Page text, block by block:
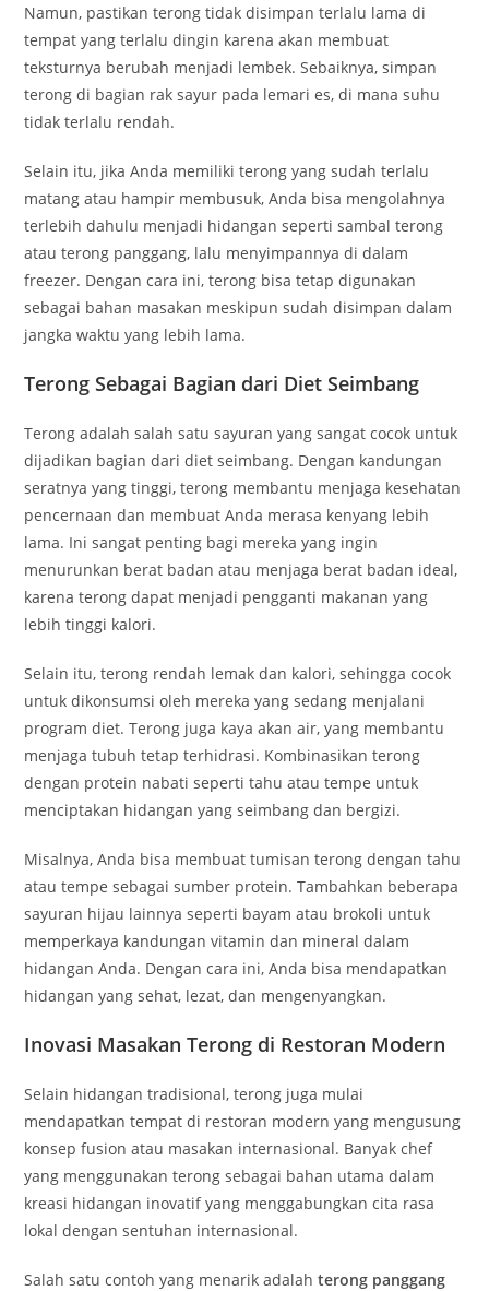
Namun, pastikan terong tidak disimpan terlalu lama di
tempat yang terlalu dingin karena akan membuat
teksturnya berubah menjadi lembek. Sebaiknya, simpan
terong di bagian rak sayur pada lemari es, di mana suhu
tidak terlalu rendah.
Selain itu, jika Anda memiliki terong yang sudah terlalu
matang atau hampir membusuk, Anda bisa mengolahnya
terlebih dahulu menjadi hidangan seperti sambal terong
atau terong panggang, lalu menyimpannya di dalam
freezer. Dengan cara ini, terong bisa tetap digunakan
sebagai bahan masakan meskipun sudah disimpan dalam
jangka waktu yang lebih lama.
Terong Sebagai Bagian dari Diet Seimbang
Terong adalah salah satu sayuran yang sangat cocok untuk
dijadikan bagian dari diet seimbang. Dengan kandungan
seratnya yang tinggi, terong membantu menjaga kesehatan
pencernaan dan membuat Anda merasa kenyang lebih
lama. Ini sangat penting bagi mereka yang ingin
menurunkan berat badan atau menjaga berat badan ideal,
karena terong dapat menjadi pengganti makanan yang
lebih tinggi kalori.
Selain itu, terong rendah lemak dan kalori, sehingga cocok
untuk dikonsumsi oleh mereka yang sedang menjalani
program diet. Terong juga kaya akan air, yang membantu
menjaga tubuh tetap terhidrasi. Kombinasikan terong
dengan protein nabati seperti tahu atau tempe untuk
menciptakan hidangan yang seimbang dan bergizi.
Misalnya, Anda bisa membuat tumisan terong dengan tahu
atau tempe sebagai sumber protein. Tambahkan beberapa
sayuran hijau lainnya seperti bayam atau brokoli untuk
memperkaya kandungan vitamin dan mineral dalam
hidangan Anda. Dengan cara ini, Anda bisa mendapatkan
hidangan yang sehat, lezat, dan mengenyangkan.
Inovasi Masakan Terong di Restoran Modern
Selain hidangan tradisional, terong juga mulai
mendapatkan tempat di restoran modern yang mengusung
konsep fusion atau masakan internasional. Banyak chef
yang menggunakan terong sebagai bahan utama dalam
kreasi hidangan inovatif yang menggabungkan cita rasa
lokal dengan sentuhan internasional.
Salah satu contoh yang menarik adalahterong panggang